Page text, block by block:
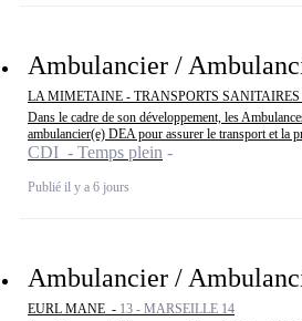
Ambulancier /
LA MIMETAINE - TRANSPORTS
Dans le cadre de son développement, les
ambulancier(e) DEA pour assurer le transport et la
CDI - Temps plein
Publié il y a 6 jours
Ambulancier /
EURL MANE - 13 - MARSEILLE 14